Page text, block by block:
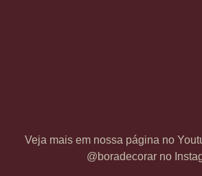
Veja mais em nossa página no
@boradecorar no